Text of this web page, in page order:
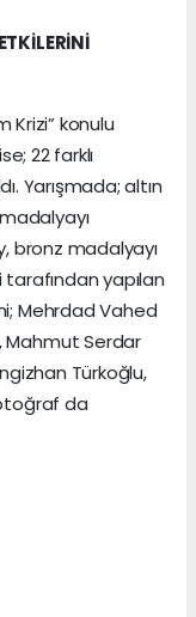
Krizi” konulu
22 farklı
Yarışmada; altın
bronz madalyayı
tarafından yapılan
Mehrdad Vahed
Mahmut Serdar
Türkoğlu,
da